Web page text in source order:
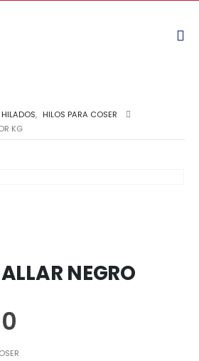
, HILOS PARA COSER
KG
NEGRO